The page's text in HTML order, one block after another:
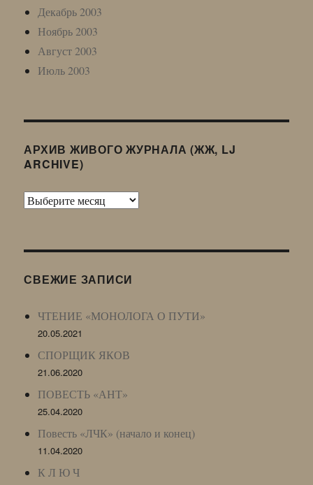
Декабрь 2003
Ноябрь 2003
Август 2003
Июль 2003
АРХИВ ЖИВОГО ЖУРНАЛА (ЖЖ, LJ
ARCHIVE)
Архив
LJ
СВЕЖИЕ ЗАПИСИ
ЧТЕНИЕ «МОНОЛОГА О ПУТИ»
20.05.2021
СПОРЩИК ЯКОВ
21.06.2020
ПОВЕСТЬ «АНТ»
25.04.2020
Повесть «ЛЧК» (начало и конец)
11.04.2020
К Л Ю Ч